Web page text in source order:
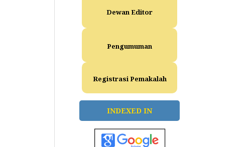
Dewan Editor
Pengumuman
Registrasi Pemakalah
INDEXED IN